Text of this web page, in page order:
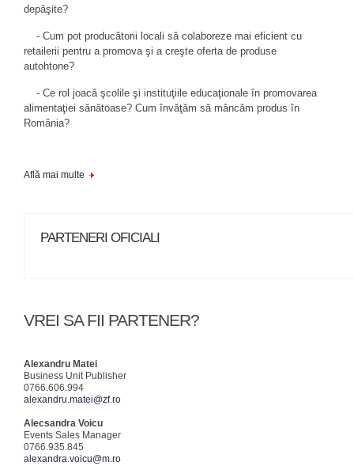
depăşite?
- Cum pot producătorii locali să colaboreze mai eficient cu
retailerii pentru a promova şi a creşte oferta de produse
autohtone?
- Ce rol joacă şcolile şi instituţiile educaţionale în promovarea
alimentaţiei sănătoase? Cum învăţăm să mâncăm produs în
România?
Află mai multe
PARTENERI OFICIALI
VREI SA FII PARTENER?
Alexandru Matei
Business Unit Publisher
0766.606.994
alexandru.matei@zf.ro
Alecsandra Voicu
Events Sales Manager
0766.935.845
alexandra.voicu@m.ro